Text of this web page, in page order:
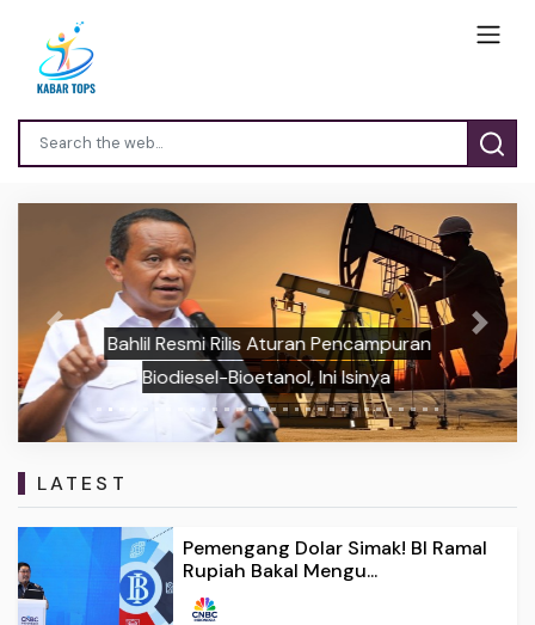
Bahlil Resmi Rilis Aturan Pencampuran
Biodiesel-Bioetanol, Ini Isinya
Previous Next
LATEST
Pemengang Dolar Simak! BI Ramal
Rupiah Bakal Mengu...